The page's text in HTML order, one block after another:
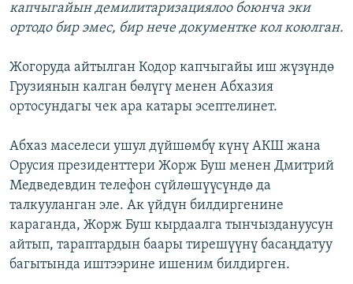
капчыгайын демилитаризациялоо боюнча эки
ортодо бир эмес, бир нече документке кол коюлган.
Жогоруда айтылган Кодор капчыгайы иш жүзүндө
Грузиянын калган бөлүгү менен Абхазия
ортосундагы чек ара катары эсептелинет.
Абхаз маселеси ушул дүйшөмбү күнү АКШ жана
Орусия президенттери Жорж Буш менен Дмитрий
Медведевдин телефон сүйлөшүүсүндө да
талкууланган эле. Ак үйдүн билдиргенине
караганда, Жорж Буш кырдаалга тынчыздануусун
айтып, тараптардын баары тирешүүнү басаңдатуу
багытында иштээрине ишеним билдирген.